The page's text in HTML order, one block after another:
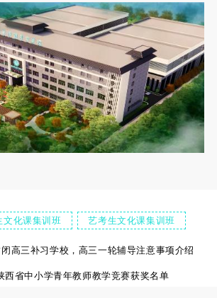
文化课集训班 艺考生文化课集训班
高三补习学校，高三一轮辅导注意事项介绍
西省中小学青年教师教学竞赛获奖名单